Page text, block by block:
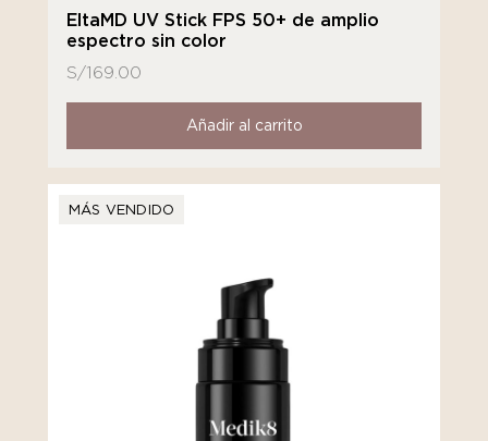
EltaMD UV Stick FPS 50+ de amplio
espectro sin color
S/169.00
Añadir al carrito
MÁS VENDIDO